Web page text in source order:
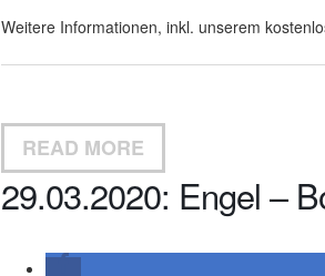
Weitere Informationen, inkl. unserem
READ MORE
29.03.2020: Engel –